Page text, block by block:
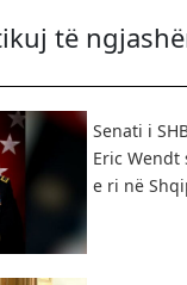
të
Senati i
Eric Wendt
e ri në